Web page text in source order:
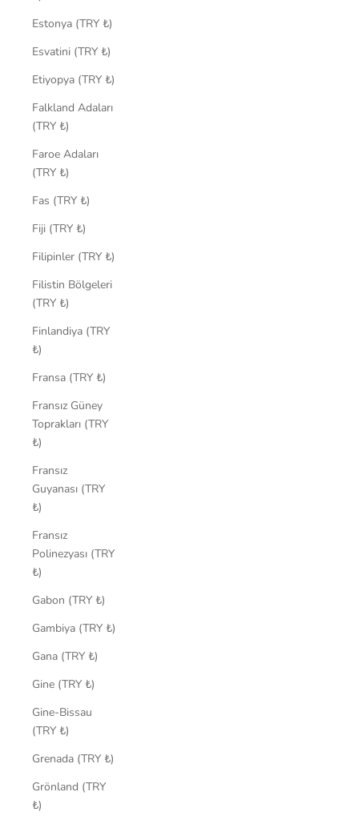
Estonya (TRY ₺)
Esvatini (TRY ₺)
Etiyopya (TRY ₺)
Falkland Adaları
(TRY ₺)
Faroe Adaları
(TRY ₺)
Fas (TRY ₺)
Fiji (TRY ₺)
Filipinler (TRY ₺)
Filistin Bölgeleri
(TRY ₺)
Finlandiya (TRY
₺)
Fransa (TRY ₺)
Fransız Güney
Toprakları (TRY
₺)
Fransız
Guyanası (TRY
₺)
Fransız
Polinezyası (TRY
₺)
Gabon (TRY ₺)
Gambiya (TRY ₺)
Gana (TRY ₺)
Gine (TRY ₺)
Gine-Bissau
(TRY ₺)
Grenada (TRY ₺)
Grönland (TRY
₺)